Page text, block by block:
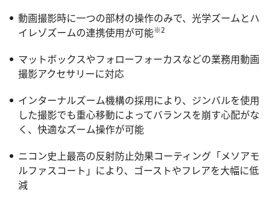
動画撮影時に一つの部材の操作のみで、光学ズームとハ
イレゾズームの連携使用が可能※2
マットボックスやフォローフォーカスなどの業務用動画
撮影アクセサリーに対応
インターナルズーム機構の採用により、ジンバルを使用
した撮影でも重心移動によってバランスを崩す心配がな
く、快適なズーム操作が可能
ニコン史上最高の反射防止効果コーティング「メソアモ
ルファスコート」により、ゴーストやフレアを大幅に低
減